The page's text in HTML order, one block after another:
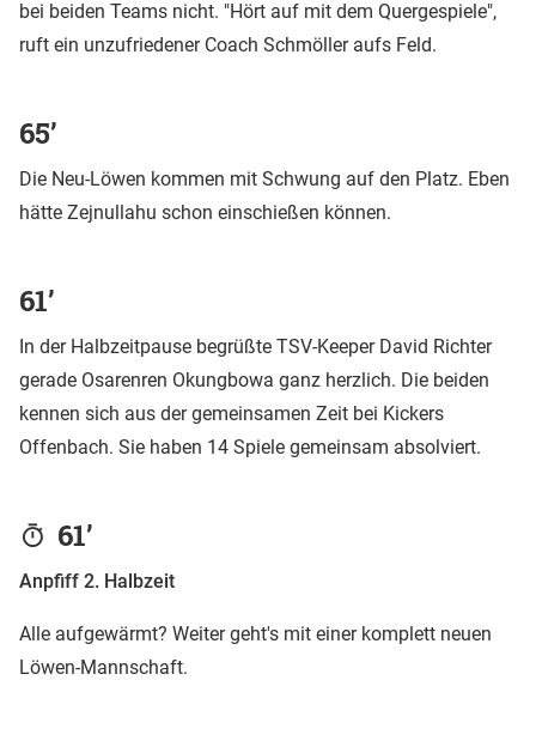
bei beiden Teams nicht. "Hört auf mit dem Quergespiele",
ruft ein unzufriedener Coach Schmöller aufs Feld.
65’
Die Neu-Löwen kommen mit Schwung auf den Platz. Eben
hätte Zejnullahu schon einschießen können.
61’
In der Halbzeitpause begrüßte TSV-Keeper David Richter
gerade Osarenren Okungbowa ganz herzlich. Die beiden
kennen sich aus der gemeinsamen Zeit bei Kickers
Offenbach. Sie haben 14 Spiele gemeinsam absolviert.
61’
Anpfiff 2. Halbzeit
Alle aufgewärmt? Weiter geht's mit einer komplett neuen
Löwen-Mannschaft.